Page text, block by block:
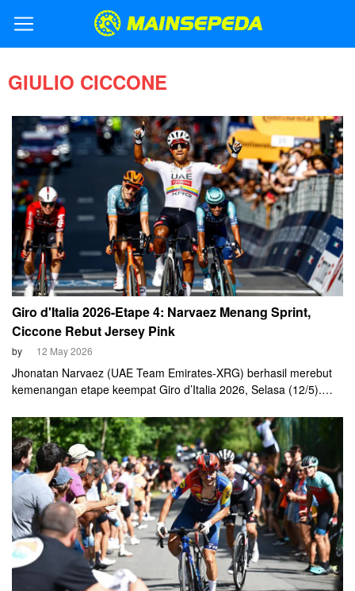
GIULIO CICCONE
Giro d'Italia 2026-Etape 4: Narvaez Menang Sprint,
Ciccone Rebut Jersey Pink
by 12 May 2026
Jhonatan Narvaez (UAE Team Emirates-XRG) berhasil merebut
kemenangan etape keempat Giro d’Italia 2026, Selasa (12/5).
klasemen umum (GC) dan berhak atas jersey pink.